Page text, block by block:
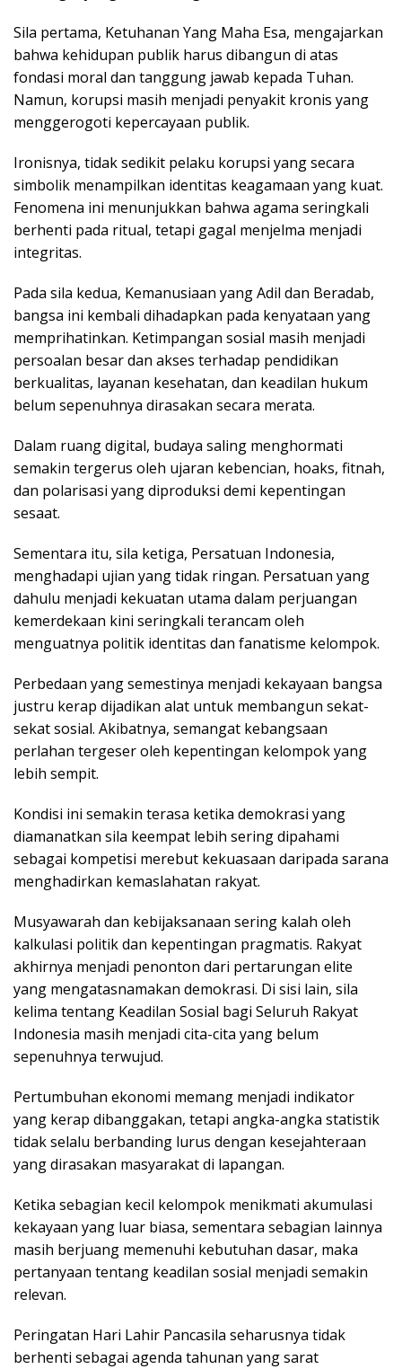
Sila pertama, Ketuhanan Yang Maha Esa, mengajarkan
bahwa kehidupan publik harus dibangun di atas
fondasi moral dan tanggung jawab kepada Tuhan.
Namun, korupsi masih menjadi penyakit kronis yang
menggerogoti kepercayaan publik.
Ironisnya, tidak sedikit pelaku korupsi yang secara
simbolik menampilkan identitas keagamaan yang kuat.
Fenomena ini menunjukkan bahwa agama seringkali
berhenti pada ritual, tetapi gagal menjelma menjadi
integritas.
Pada sila kedua, Kemanusiaan yang Adil dan Beradab,
bangsa ini kembali dihadapkan pada kenyataan yang
memprihatinkan. Ketimpangan sosial masih menjadi
persoalan besar dan akses terhadap pendidikan
berkualitas, layanan kesehatan, dan keadilan hukum
belum sepenuhnya dirasakan secara merata.
Dalam ruang digital, budaya saling menghormati
semakin tergerus oleh ujaran kebencian, hoaks, fitnah,
dan polarisasi yang diproduksi demi kepentingan
sesaat.
Sementara itu, sila ketiga, Persatuan Indonesia,
menghadapi ujian yang tidak ringan. Persatuan yang
dahulu menjadi kekuatan utama dalam perjuangan
kemerdekaan kini seringkali terancam oleh
menguatnya politik identitas dan fanatisme kelompok.
Perbedaan yang semestinya menjadi kekayaan bangsa
justru kerap dijadikan alat untuk membangun sekat-
sekat sosial. Akibatnya, semangat kebangsaan
perlahan tergeser oleh kepentingan kelompok yang
lebih sempit.
Kondisi ini semakin terasa ketika demokrasi yang
diamanatkan sila keempat lebih sering dipahami
sebagai kompetisi merebut kekuasaan daripada sarana
menghadirkan kemaslahatan rakyat.
Musyawarah dan kebijaksanaan sering kalah oleh
kalkulasi politik dan kepentingan pragmatis. Rakyat
akhirnya menjadi penonton dari pertarungan elite
yang mengatasnamakan demokrasi. Di sisi lain, sila
kelima tentang Keadilan Sosial bagi Seluruh Rakyat
Indonesia masih menjadi cita-cita yang belum
sepenuhnya terwujud.
Pertumbuhan ekonomi memang menjadi indikator
yang kerap dibanggakan, tetapi angka-angka statistik
tidak selalu berbanding lurus dengan kesejahteraan
yang dirasakan masyarakat di lapangan.
Ketika sebagian kecil kelompok menikmati akumulasi
kekayaan yang luar biasa, sementara sebagian lainnya
masih berjuang memenuhi kebutuhan dasar, maka
pertanyaan tentang keadilan sosial menjadi semakin
relevan.
Peringatan Hari Lahir Pancasila seharusnya tidak
berhenti sebagai agenda tahunan yang sarat